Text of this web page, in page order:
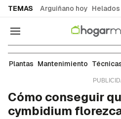
TEMAS Arguiñano hoy
Navegación
Mantenimiento
Plantas Mantenimiento
Cómo conseguir
cymbidium